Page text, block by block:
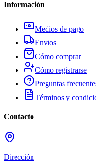
Información
Medios de pago
Envíos
Cómo comprar
Cómo registrarse
Preguntas
Términos y
Contacto
Dirección